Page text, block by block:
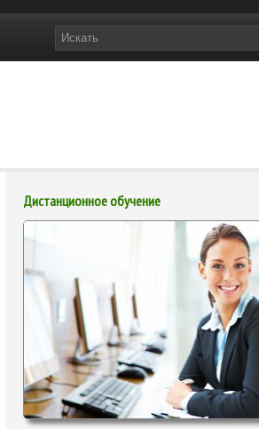
Дистанционное обучение